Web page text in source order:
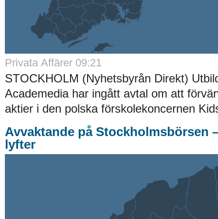
Privata Affärer 09:21
STOCKHOLM (Nyhetsbyrån Direkt)
Academedia har ingått avtal om att
aktier i den polska förskolekoncernen
Avvaktande på Stockholmsbörsen
lyfter